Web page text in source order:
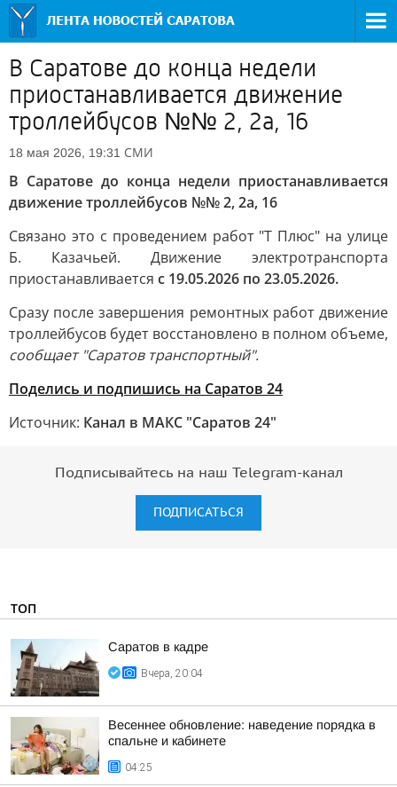
В Саратове до конца недели
приостанавливается движение
троллейбусов №№ 2, 2а, 16
18 мая 2026, 19:31 СМИ
В Саратове до конца недели приостанавливается
движение троллейбусов №№ 2, 2а, 16
Связано это с проведением работ "Т Плюс" на улице
Б. Казачьей. Движение электротранспорта
приостанавливается с 19.05.2026 по 23.05.2026.
Сразу после завершения ремонтных работ движение
троллейбусов будет восстановлено в полном объеме,
сообщает "Саратов транспортный".
Поделись и подпишись на Саратов 24
Источник: Канал в МАКС "Саратов 24"
Подписывайтесь на наш Telegram-канал
ПОДПИСАТЬСЯ
ТОП
Саратов в кадре
Вчера, 20:04
Весеннее обновление: наведение порядка в
спальне и кабинете
04:25